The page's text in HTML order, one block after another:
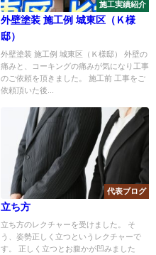
施工実績紹介
外壁塗装 施工例 城東区（Ｋ様
邸）
外壁塗装 施工例 城東区（Ｋ様邸） 外壁の
痛みと、コーキングの痛みが気になり工事
のご依頼を頂きました。 施工前 工事をご
依頼頂いた後...
代表ブログ
立ち方
立ち方のレクチャーを受けました。 そ
う、姿勢正しく立つというレクチャーで
す。 正しく立つとお腹かが凹みました